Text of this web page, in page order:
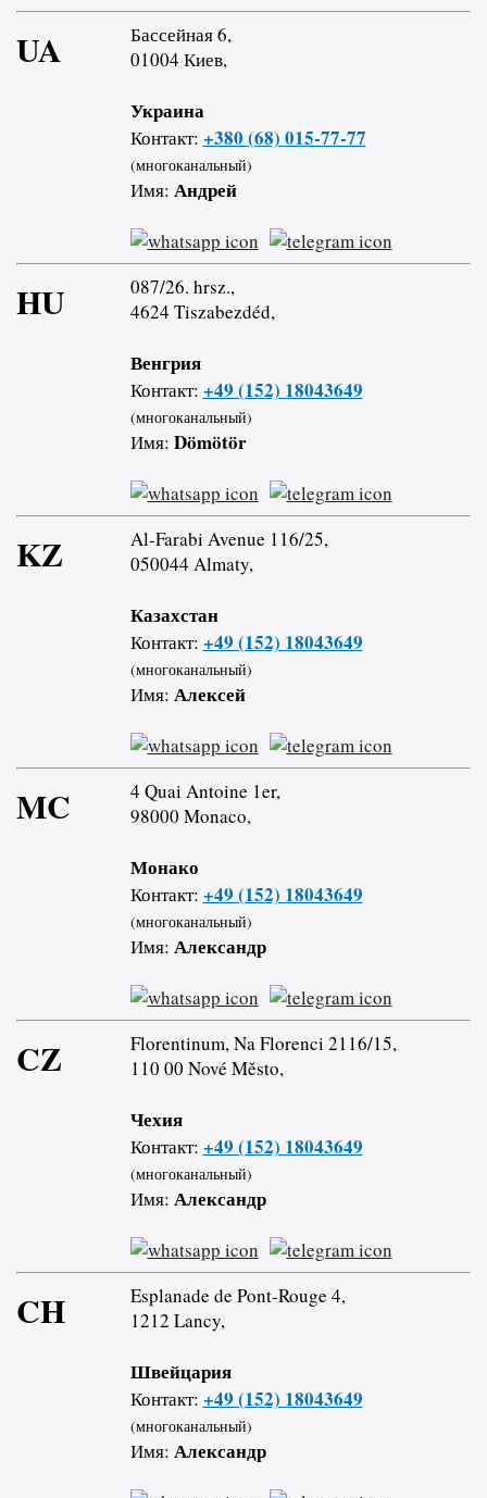
UA
Бассейная 6,
01004 Киев,
Украина
Контакт: +380 (68) 015-77-77
(многоканальный)
Имя: Андрей
HU
087/26. hrsz.,
4624 Tiszabezdéd,
Венгрия
Контакт: +49 (152) 18043649
(многоканальный)
Имя: Dömötör
KZ
Al-Farabi Avenue 116/25,
050044 Almaty,
Казахстан
Контакт: +49 (152) 18043649
(многоканальный)
Имя: Алексей
MC
4 Quai Antoine 1er,
98000 Monaco,
Монако
Контакт: +49 (152) 18043649
(многоканальный)
Имя: Александр
CZ
Florentinum, Na Florenci 2116/15,
110 00 Nové Město,
Чехия
Контакт: +49 (152) 18043649
(многоканальный)
Имя: Александр
CH
Esplanade de Pont-Rouge 4,
1212 Lancy,
Швейцария
Контакт: +49 (152) 18043649
(многоканальный)
Имя: Александр